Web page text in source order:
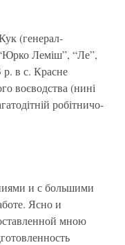
(генерал-
Леміш”, “Ле”,
р. в с. Красне
воєводства (нині
робітничо-
и с большими
Ясно и
мною